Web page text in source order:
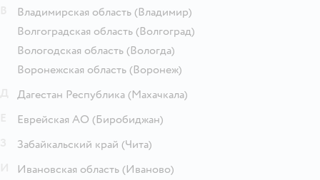
Владимирская область (Владимир)
Волгоградская область (Волгоград)
Вологодская область (Вологда)
Воронежская область (Воронеж)
Дагестан Республика (Махачкала)
Еврейская АО (Биробиджан)
Забайкальский край (Чита)
Ивановская область (Иваново)